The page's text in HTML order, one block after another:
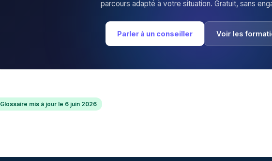
parcours adapté à votre situation. Gratuit, sans
Parler à un conseiller Voir les
Glossaire mis à jour le 6 juin 2026